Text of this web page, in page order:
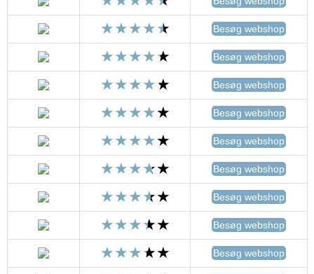
Besøg webshop
Besøg webshop
Besøg webshop
Besøg webshop
Besøg webshop
Besøg webshop
Besøg webshop
Besøg webshop
Besøg webshop